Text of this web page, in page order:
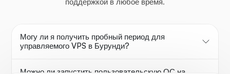
поддержкой в любое время.
Могу ли я получить пробный период для
управляемого VPS в Бурунди?
Можно ли запустить пользовательскую ОС на